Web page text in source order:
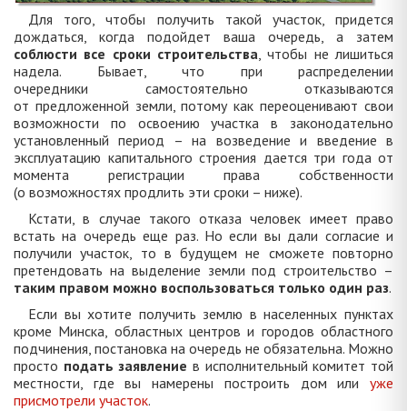
Для того, чтобы получить такой участок, придется
дождаться, когда подойдет ваша очередь, а затем
соблюсти все сроки строительства, чтобы не лишиться
надела. Бывает, что при распределении
очередники самостоятельно отказываются
от предложенной земли, потому как переоценивают свои
возможности по освоению участка в законодательно
установленный период – на возведение и введение в
эксплуатацию капитального строения дается три года от
момента регистрации права собственности
(о возможностях продлить эти сроки – ниже).
Кстати, в случае такого отказа человек имеет право
встать на очередь еще раз. Но если вы дали согласие и
получили участок, то в будущем не сможете повторно
претендовать на выделение земли под строительство –
таким правом можно воспользоваться только один раз.
Если вы хотите получить землю в населенных пунктах
кроме Минска, областных центров и городов областного
подчинения, постановка на очередь не обязательна. Можно
просто подать заявление в исполнительный комитет той
местности, где вы намерены построить дом или уже
присмотрели участок.